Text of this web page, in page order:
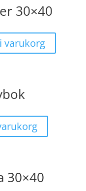
30×40
varukorg
30×40